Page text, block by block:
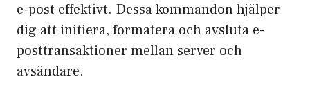
e-post effektivt. Dessa kommandon hjälper
dig att initiera, formatera och avsluta e-
posttransaktioner mellan server och
avsändare.